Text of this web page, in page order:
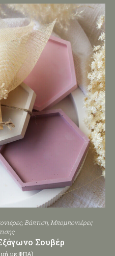
, Βάπτιση, Μπομπονιέρες
Σουβέρ
με ΦΠΑ)